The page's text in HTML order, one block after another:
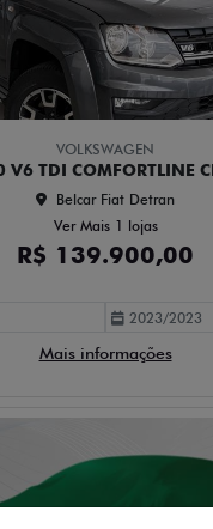
VOLKSWAGEN
V6 TDI COMFORTLINE
Belcar Fiat Detran
Ver Mais 1 lojas
R$ 139.900,00
2023/2023
Mais informações